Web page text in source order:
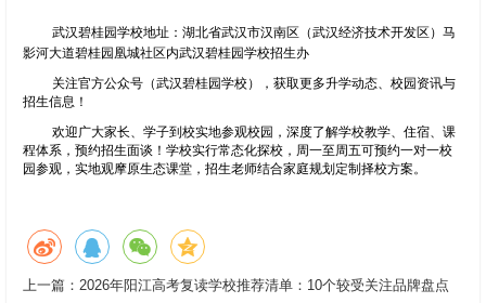
武汉碧桂园学校地址：湖北省武汉市汉南区（武汉经济技术开发区）马
影河大道碧桂园凰城社区内武汉碧桂园学校招生办
关注官方公众号（武汉碧桂园学校），获取更多升学动态、校园资讯与
招生信息！
欢迎广大家长、学子到校实地参观校园，深度了解学校教学、住宿、课
程体系，预约招生面谈！学校实行常态化探校，周一至周五可预约一对一校
园参观，实地观摩原生态课堂，招生老师结合家庭规划定制择校方案。
上一篇： 2026年阳江高考复读学校推荐清单：10个较受关注品牌盘点